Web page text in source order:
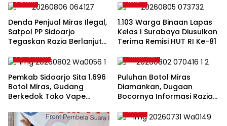
Denda Penjual Miras Ilegal,
Satpol PP Sidoarjo
Tegaskan Razia Berlanjut
Disidangkan
1.103 Warga Binaan Lapas
Kelas I Surabaya Diusulkan
Terima Remisi HUT RI Ke-81
Pemerintah
Pemkab Sidoarjo Sita 1.696
Botol Miras, Gudang
Berkedok Toko Vape
Pemerintah
Puluhan Botol Miras
Diamankan, Dugaan
Bocornya Informasi Razia
Taman
Hukum